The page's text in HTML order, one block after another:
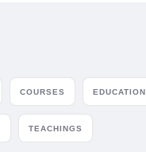
COURSES EDUCATION
TEACHINGS